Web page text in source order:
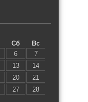
Сб
Вс
6
7
13
14
20
21
27
28